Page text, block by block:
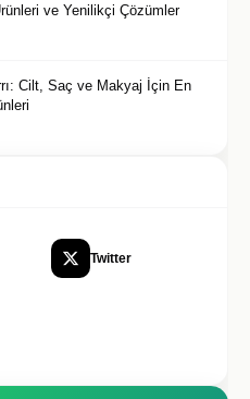
ve Yenilikçi Çözümler
Cilt, Saç ve Makyaj İçin En
Twitter